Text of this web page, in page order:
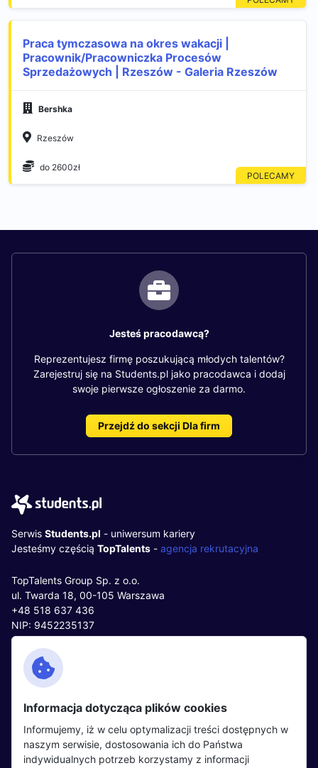
Praca tymczasowa na okres wakacji |
Pracownik/Pracowniczka Procesów
Sprzedażowych | Rzeszów - Galeria Rzeszów
Bershka
Rzeszów
do 2600zł
Jesteś pracodawcą?
Reprezentujesz firmę poszukującą młodych talentów?
Zarejestruj się na Students.pl jako pracodawca i dodaj
swoje pierwsze ogłoszenie za darmo.
Przejdź do sekcji Dla firm
Serwis Students.pl - uniwersum kariery
Jesteśmy częścią TopTalents - agencja rekrutacyjna
TopTalents Group Sp. z o.o.
ul. Twarda 18, 00-105 Warszawa
+48 518 637 436
NIP: 9452235137
Kontakt
Facebook
Twitter
LinkedIn
Partnerzy
Wydarzenia
Informacja dotycząca plików cookies
Informujemy, iż w celu optymalizacji treści dostępnych w
naszym serwisie, dostosowania ich do Państwa
indywidualnych potrzeb korzystamy z informacji